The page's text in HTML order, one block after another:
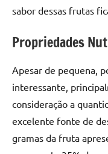
sabor dessas frutas
Propriedades
Apesar de pequena,
interessante,
consideração a
excelente fonte de
gramas da fruta